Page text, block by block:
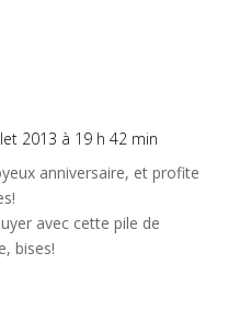
2013 à 19 h 42 min
anniversaire, et profite
avec cette pile de
bises!